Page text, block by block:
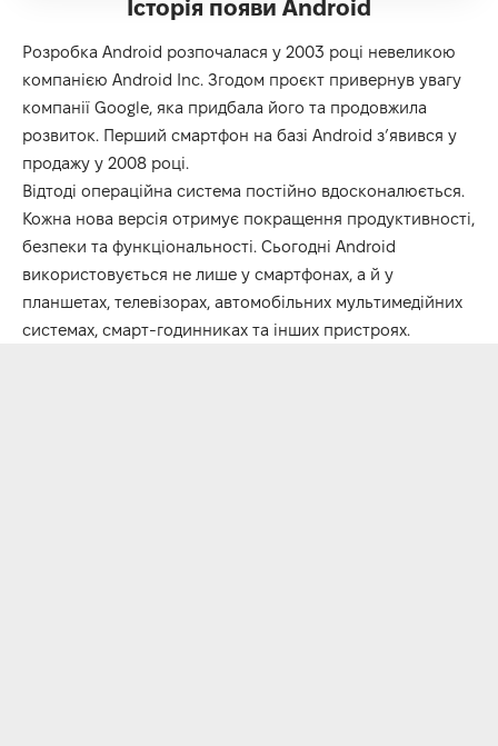
Історія появи Android
Розробка Android розпочалася у 2003 році невеликою
компанією Android Inc. Згодом проєкт привернув увагу
компанії Google, яка придбала його та продовжила
розвиток. Перший смартфон на базі Android з’явився у
продажу у 2008 році.
Відтоді операційна система постійно вдосконалюється.
Кожна нова версія отримує покращення продуктивності,
безпеки та функціональності. Сьогодні Android
використовується не лише у смартфонах, а й у
планшетах, телевізорах, автомобільних мультимедійних
системах, смарт-годинниках та інших пристроях.